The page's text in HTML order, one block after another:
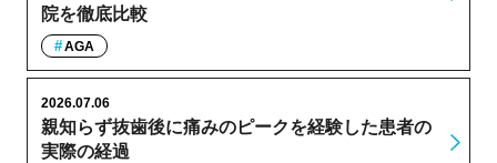
院を徹底比較
AGA
親知らず抜歯後に痛みのピークを経験した患者の
実際の経過
2026.07.06